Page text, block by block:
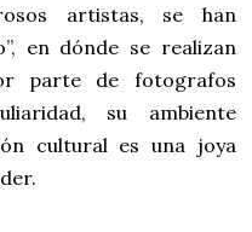
artistas, se han
en dónde se realizan
parte de fotografos
su ambiente
cultural es una joya